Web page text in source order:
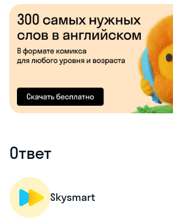
Ответ
Skysmart